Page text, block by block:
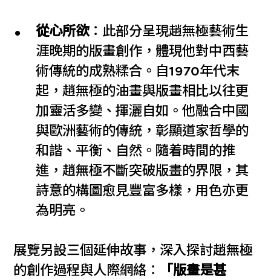
從心所欲：此部分呈現趙無極藝術生
涯晚期的版畫創作，體現他對中西藝
術傳統的成熟糅合。自1970年代末
起，趙無極的油畫與版畫相比以往更
加靈活多變、揮灑自如。他融合中國
與歐洲藝術的傳統，彰顯道家哲學的
和諧、平衡、自然。隨着時間的推
進，趙無極不斷突破版畫的界限，其
詩意的構圖愈見豐富多樣，用色亦更
為明亮。
展覽另設三個延伸故事，深入探討趙無極
的創作過程與人際網絡：
「版畫是甚